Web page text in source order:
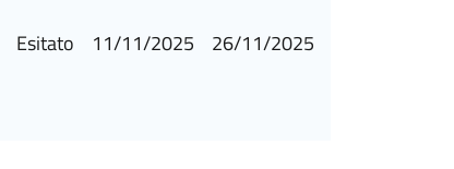
Esitato 11/11/2025 26/11/2025